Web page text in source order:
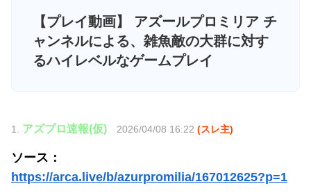
【プレイ動画】 アズールプロミリア チ
ャンネルによる、雑魚敵の大群に対す
るハイレベルなゲームプレイ
1. アズプロ速報(仮) 2026/04/08 16:22 (スレ主)
ソース：
https://arca.live/b/azurpromilia/167012625?p=1